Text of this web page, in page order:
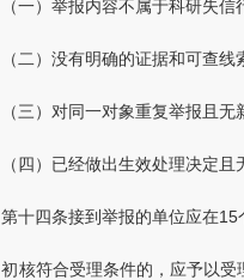
（一）举报内容不属于科研失信
（二）没有明确的证据和可查线
（三）对同一对象重复举报且无
（四）已经做出生效处理决定且
第十四条接到举报的单位应在15
初核符合受理条件的，应予以